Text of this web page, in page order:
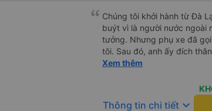
Chúng tôi khởi hành từ Đà
buýt vì là người nước ngoài
tưởng. Nhưng phụ xe đã
tôi. Sau đó, anh ấy đích
tiên đi xe giường nằm với
uống. Tôi rất ngạc nhiên
Thơ và mọi người xuống
Xem thêm
Thông tin chi tiết keyboard_arrow_down